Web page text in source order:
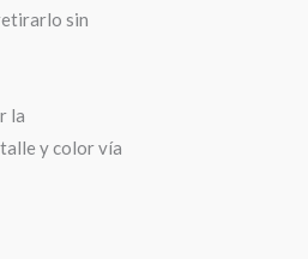
sin
la
y color vía